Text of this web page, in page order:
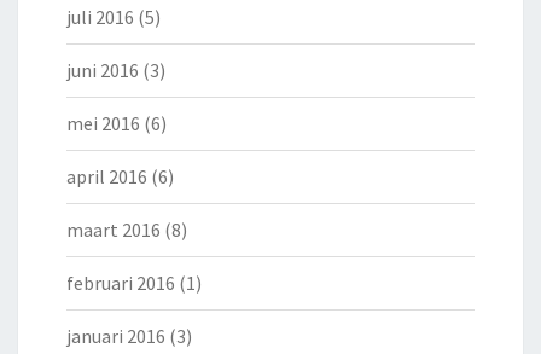
juli 2016 (5)
juni 2016 (3)
mei 2016 (6)
april 2016 (6)
maart 2016 (8)
februari 2016 (1)
januari 2016 (3)